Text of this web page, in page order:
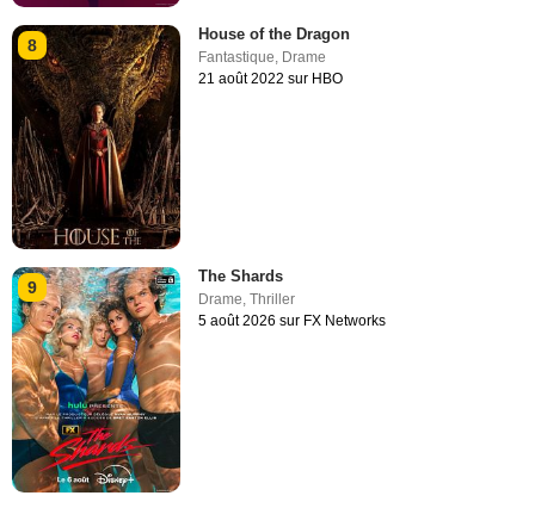
8
House of the Dragon
Fantastique, Drame
21 août 2022 sur HBO
9
The Shards
Drame,Thriller
5 août 2026 sur FX Networks